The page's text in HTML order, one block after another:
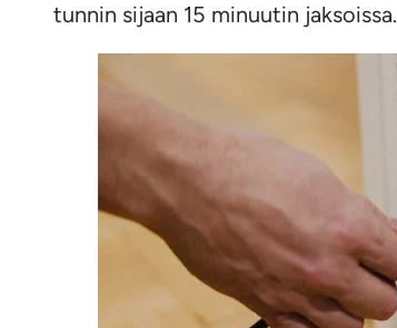
tunnin sijaan 15 minuutin jaksoissa.